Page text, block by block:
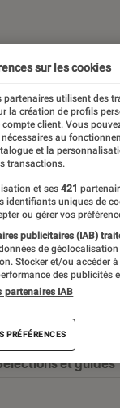
Chaines Hi-Fi
ou
vous
des choix.
et guides
sur les cookies
partenaires utilisent des
la création de profils
compte client. Vous
au
et la
transactions.
et ses 421
identifiants uniques de
ou gérer vos
publicitaires (IAB)
de
Stocker et/ou accéder
des publicités
partenaires IAB
PRÉFÉRENCES